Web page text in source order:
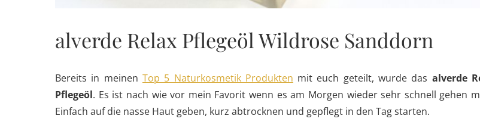
alverde Relax Pflegeöl Wildrose Sanddorn
Bereits in meinen Top 5 Naturkosmetik Produkten mit euch geteilt, wurde das alverde
Pflegeöl. Es ist nach wie vor mein Favorit wenn es am Morgen wieder sehr schnell gehen
Einfach auf die nasse Haut geben, kurz abtrocknen und gepflegt in den Tag starten.